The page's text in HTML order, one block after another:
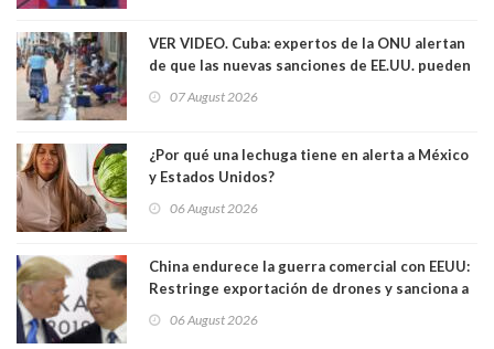
VER VIDEO. Cuba: expertos de la ONU alertan
de que las nuevas sanciones de EE.UU. pueden
07 August 2026
¿Por qué una lechuga tiene en alerta a México
y Estados Unidos?
06 August 2026
China endurece la guerra comercial con EEUU:
Restringe exportación de drones y sanciona a
06 August 2026